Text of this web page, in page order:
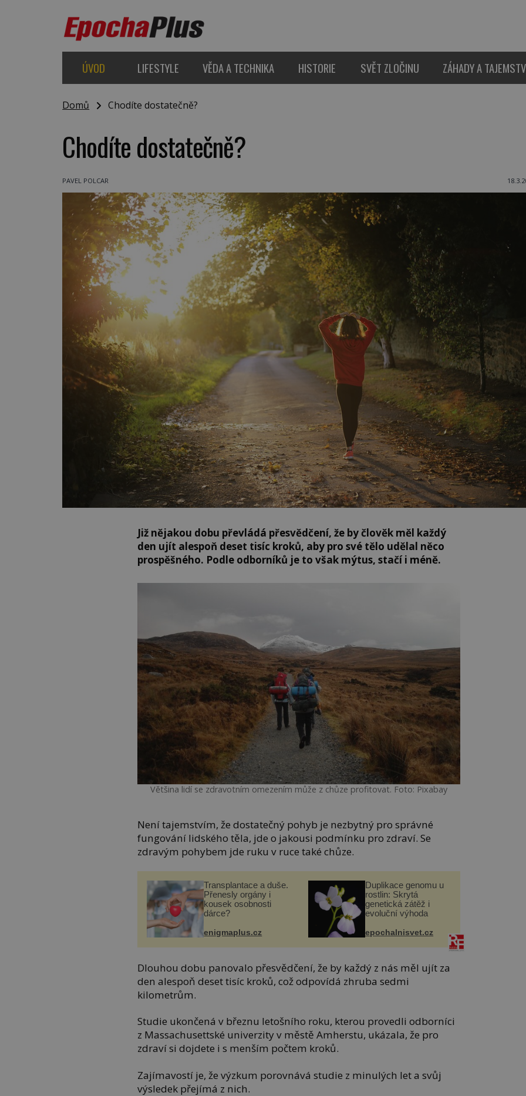
ÚVOD LIFESTYLE VĚDA A TECHNIKA HISTORIE SVĚT ZLOČINU ZÁHADY A
Domů Chodíte dostatečně?
Chodíte dostatečně?
PAVEL POLCAR
Již nějakou dobu převládá přesvědčení, že by člověk měl každý
den ujít alespoň deset tisíc kroků, aby pro své tělo udělal něco
prospěšného. Podle odborníků je to však mýtus, stačí i méně.
Většina lidí se zdravotním omezením může z chůze profitovat. Foto: Pixabay
Není tajemstvím, že dostatečný pohyb je nezbytný pro správné
fungování lidského těla, jde o jakousi podmínku pro zdraví. Se
zdravým pohybem jde ruku v ruce také chůze.
Transplantace a duše.
Přenesly orgány i
kousek osobnosti
dárce?
enigmaplus.cz
Duplikace genomu u
rostlin: Skrytá
genetická zátěž i
evoluční výhoda
epochalnisvet.cz
Dlouhou dobu panovalo přesvědčení, že by každý z nás měl ujít za
den alespoň deset tisíc kroků, což odpovídá zhruba sedmi
kilometrům.
Studie ukončená v březnu letošního roku, kterou provedli odborníci
z Massachusettské univerzity v městě Amherstu, ukázala, že pro
zdraví si dojdete i s menším počtem kroků.
Zajímavostí je, že výzkum porovnává studie z minulých let a svůj
výsledek přejímá z nich.